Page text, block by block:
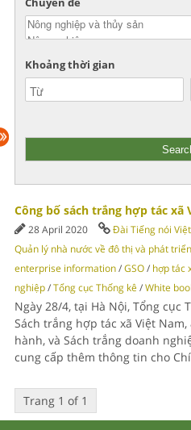
Khoảng thời gian
Công bố sách trắng hợp tác xã
28 April 2020 Đài Tiếng nói
Quản lý nhà nước về đô thị và phát
enterprise information/GSO/ hợp tác
nghiệp/Tổng cục Thống kê/White
Ngày 28/4, tại Hà Nội, Tổng cục
Sách trắng hợp tác xã Việt
hành, và Sách trắng doanh
cung cấp thêm thông tin cho
Trang 1 of 1